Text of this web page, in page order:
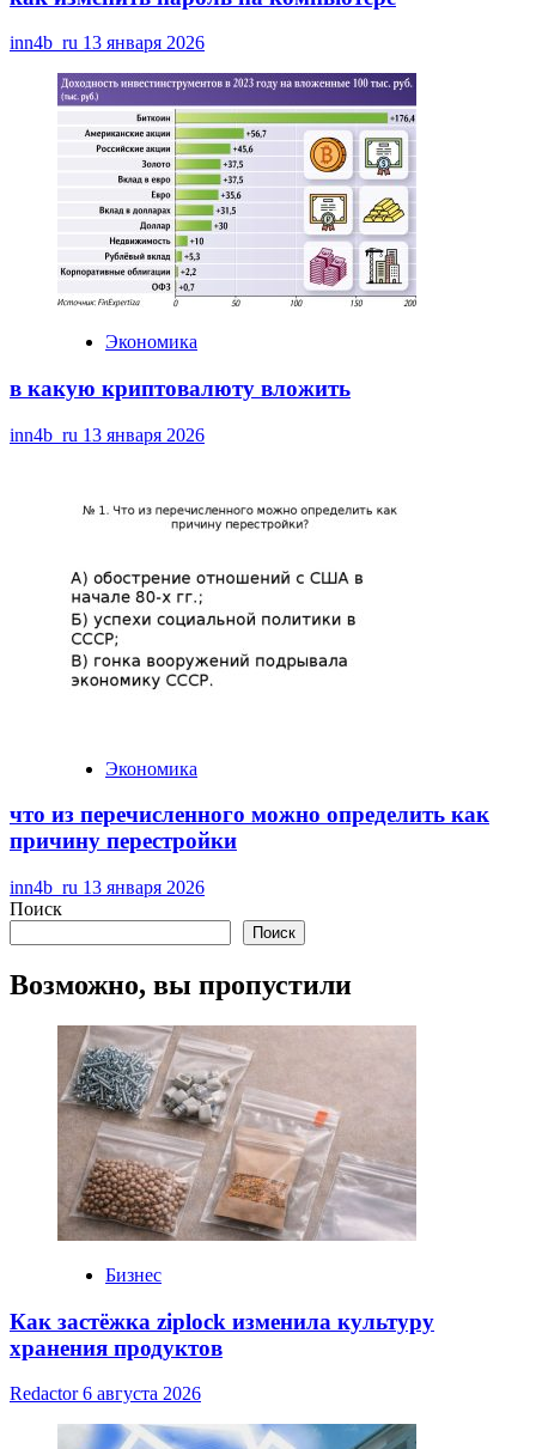
inn4b_ru 13 января 2026
Экономика
в какую криптовалюту вложить
inn4b_ru 13 января 2026
Экономика
что из перечисленного можно определить как
причину перестройки
inn4b_ru 13 января 2026
Поиск
Поиск
Возможно, вы пропустили
Бизнес
Как застёжка ziplock изменила культуру
хранения продуктов
Redactor6 августа 2026